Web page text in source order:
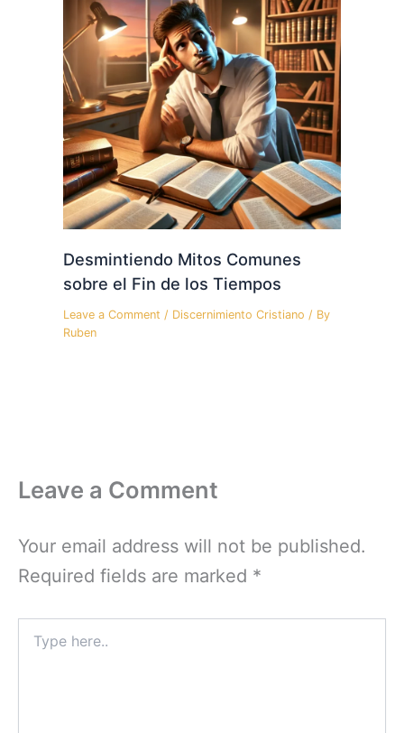
Desmintiendo Mitos Comunes
sobre el Fin de los Tiempos
Leave a Comment / Discernimiento Cristiano / By
Ruben
Leave a Comment
Your email address will not be published.
Required fields are marked *
here..